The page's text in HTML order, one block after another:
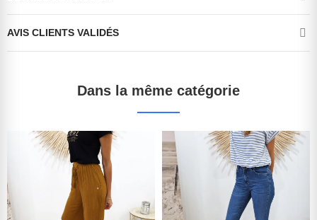
AVIS CLIENTS VALIDÉS
Dans la même catégorie